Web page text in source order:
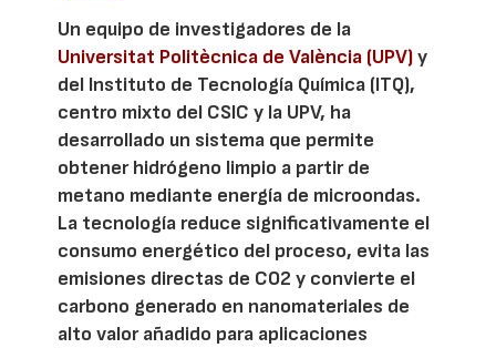
Un equipo de investigadores de la
Universitat Politècnica de València (UPV)y
del Instituto de Tecnología Química (ITQ),
centro mixto del CSIC y la UPV, ha
desarrollado un sistema que permite
obtener hidrógeno limpio a partir de
metano mediante energía de microondas.
La tecnología reduce significativamente el
consumo energético del proceso, evita las
emisiones directas de CO2 y convierte el
carbono generado en nanomateriales de
alto valor añadido para aplicaciones